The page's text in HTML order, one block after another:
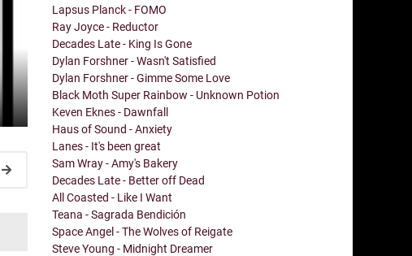
Lapsus Planck - FOMO
Ray Joyce - Reductor
Decades Late - King Is Gone
Dylan Forshner - Wasn't Satisfied
Dylan Forshner - Gimme Some Love
Black Moth Super Rainbow - Unknown Potion
Keven Eknes - Dawnfall
Haus of Sound - Anxiety
Lanes - It's been great
Sam Wray - Amy's Bakery
Decades Late - Better off Dead
All Coasted - Like I Want
Teana - Sagrada Bendición
Space Angel - The Wolves of Reigate
Steve Young - Midnight Dreamer